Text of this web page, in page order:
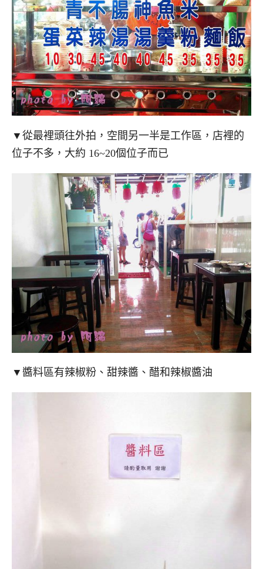
▼從最裡頭往外拍，空間另一半是工作區，店裡的
位子不多，大約 16~20個位子而已
▼醬料區有辣椒粉、甜辣醬、醋和辣椒醬油